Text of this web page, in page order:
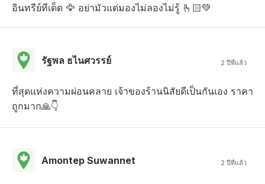
อินทรีย์ทีเด็ด 🦅 อย่ามัวแต่มองไม่ลองไม่รู้ 🫰🏻💚
รัฐพล ธไนศวรรย์ 2 ปีที่แล้ว
ที่สุดแห่งความผ่อนคลาย เจ้าของร้านนิสัยดีเป็นกันเอง ราคา
ถูกมาก🙏👇
Amontep Suwannet 2 ปีที่แล้ว